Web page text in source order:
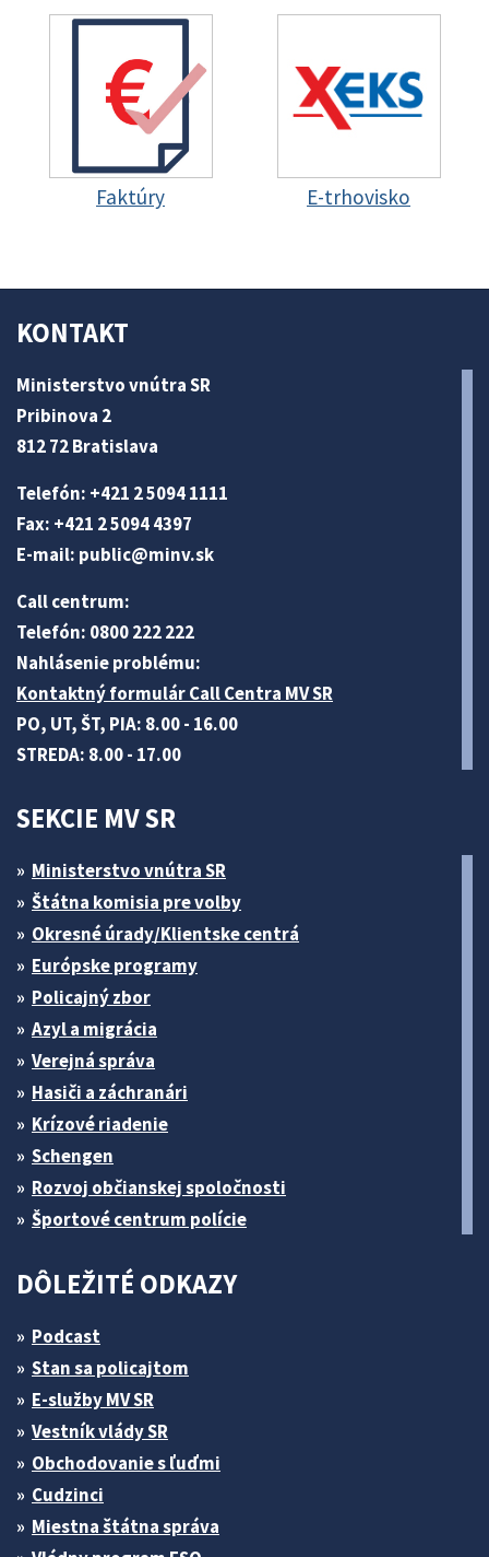
Faktúry E-trhovisko
KONTAKT
Ministerstvo vnútra SR
Pribinova 2
812 72 Bratislava
Telefón: +421 2 5094 1111
Fax: +421 2 5094 4397
E-mail: public@minv.sk
Call centrum:
Telefón: 0800 222 222
Nahlásenie problému:
Kontaktný formulár Call Centra MV SR
PO, UT, ŠT, PIA: 8.00 - 16.00
STREDA: 8.00 - 17.00
SEKCIE MV SR
Ministerstvo vnútra SR
Štátna komisia pre volby
Okresné úrady/Klientske centrá
Európske programy
Policajný zbor
Azyl a migrácia
Verejná správa
Hasiči a záchranári
Krízové riadenie
Schengen
Rozvoj občianskej spoločnosti
Športové centrum polície
DÔLEŽITÉ ODKAZY
Podcast
Stan sa policajtom
E-služby MV SR
Vestník vlády SR
Obchodovanie s ľuďmi
Cudzinci
Miestna štátna správa